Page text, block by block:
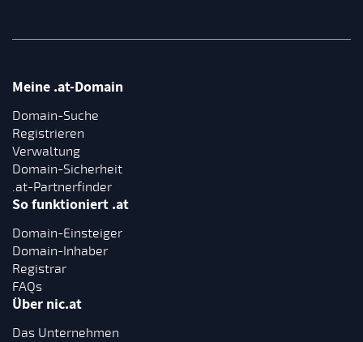
Meine .at-Domain
Domain-Suche
Registrieren
Verwaltung
Domain-Sicherheit
.at-Partnerfinder
So funktioniert .at
Domain-Einsteiger
Domain-Inhaber
Registrar
FAQs
Über nic.at
Das Unternehmen